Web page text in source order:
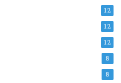
12
12
12
8
8